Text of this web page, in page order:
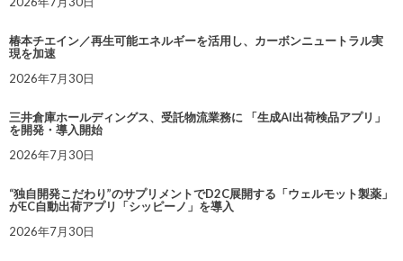
椿本チエイン／再生可能エネルギーを活用し、カーボンニュートラル実
現を加速
2026年7月30日
三井倉庫ホールディングス、受託物流業務に 「生成AI出荷検品アプリ」
を開発・導入開始
2026年7月30日
“独自開発こだわり”のサプリメントでD2C展開する「ウェルモット製薬」
がEC自動出荷アプリ「シッピーノ」を導入
2026年7月30日